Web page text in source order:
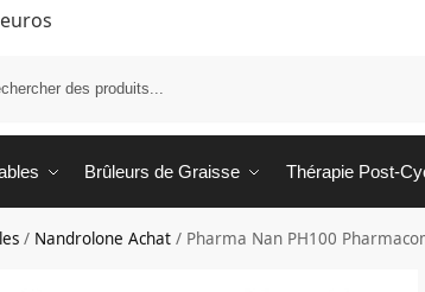
Brûleurs de Graisse Thérapie Post-
/ Nandrolone Achat / Pharma Nan PH100